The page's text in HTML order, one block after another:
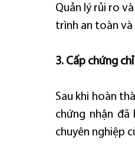
Quản lý rủi ro
trình an toàn và
3. Cấp chứng
Sau khi hoàn
chứng nhận đã
chuyên nghiệp